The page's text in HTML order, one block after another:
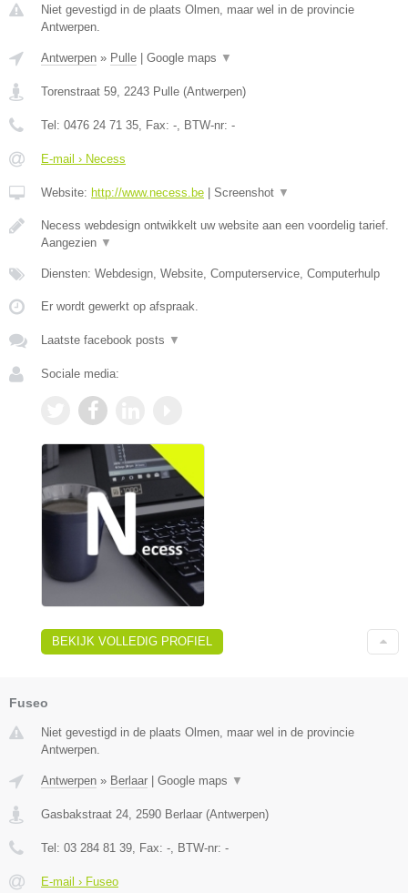
Niet gevestigd in de plaats Olmen, maar wel in de provincie
Antwerpen.
Antwerpen » Pulle Google maps ▼
Torenstraat 59, 2243 Pulle (Antwerpen)
Tel: 0476 24 71 35, Fax: -, BTW-nr: -
E-mail › Necess
Website: http://www.necess.be Screenshot ▼
Necess webdesign ontwikkelt uw website aan een voordelig tarief.
Aangezien ▼
Diensten: Webdesign, Website, Computerservice, Computerhulp
Er wordt gewerkt op afspraak.
Laatste facebook posts ▼
Sociale media:
BEKIJK VOLLEDIG PROFIEL
Fuseo
Niet gevestigd in de plaats Olmen, maar wel in de provincie
Antwerpen.
Antwerpen » Berlaar Google maps ▼
Gasbakstraat 24, 2590 Berlaar (Antwerpen)
Tel: 03 284 81 39, Fax: -, BTW-nr: -
E-mail › Fuseo